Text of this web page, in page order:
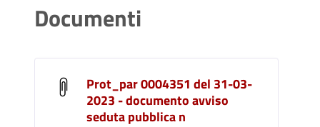
Documenti
Prot_par 0004351 del 31-03-
2023 - documento avviso
seduta pubblica n